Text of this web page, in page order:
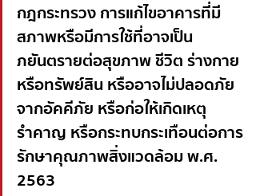
กฎกระทรวง การแก้ไขอาคารที่มี
สภาพหรือมีการใช้ที่อาจเป็น
ภยันตรายต่อสุขภาพ ชีวิต ร่างกาย
หรือทรัพย์สิน หรืออาจไม่ปลอดภัย
จากอัคคีภัย หรือก่อให้เกิดเหตุ
รำคาญ หรือกระทบกระเทือนต่อการ
รักษาคุณภาพสิ่งแวดล้อม พ.ศ.
2563